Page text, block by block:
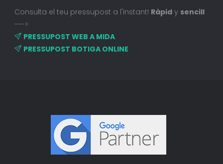
Consulta el teu pressupost a l'instant! Ràpidy sencill
--->
PRESSUPOST WEB A MIDA
PRESSUPOST BOTIGA ONLINE